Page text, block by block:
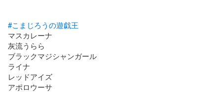
#こまじろうの遊戯王
マスカレーナ
灰流うらら
ブラックマジシャンガール
ライナ
レッドアイズ
アポロウーサ